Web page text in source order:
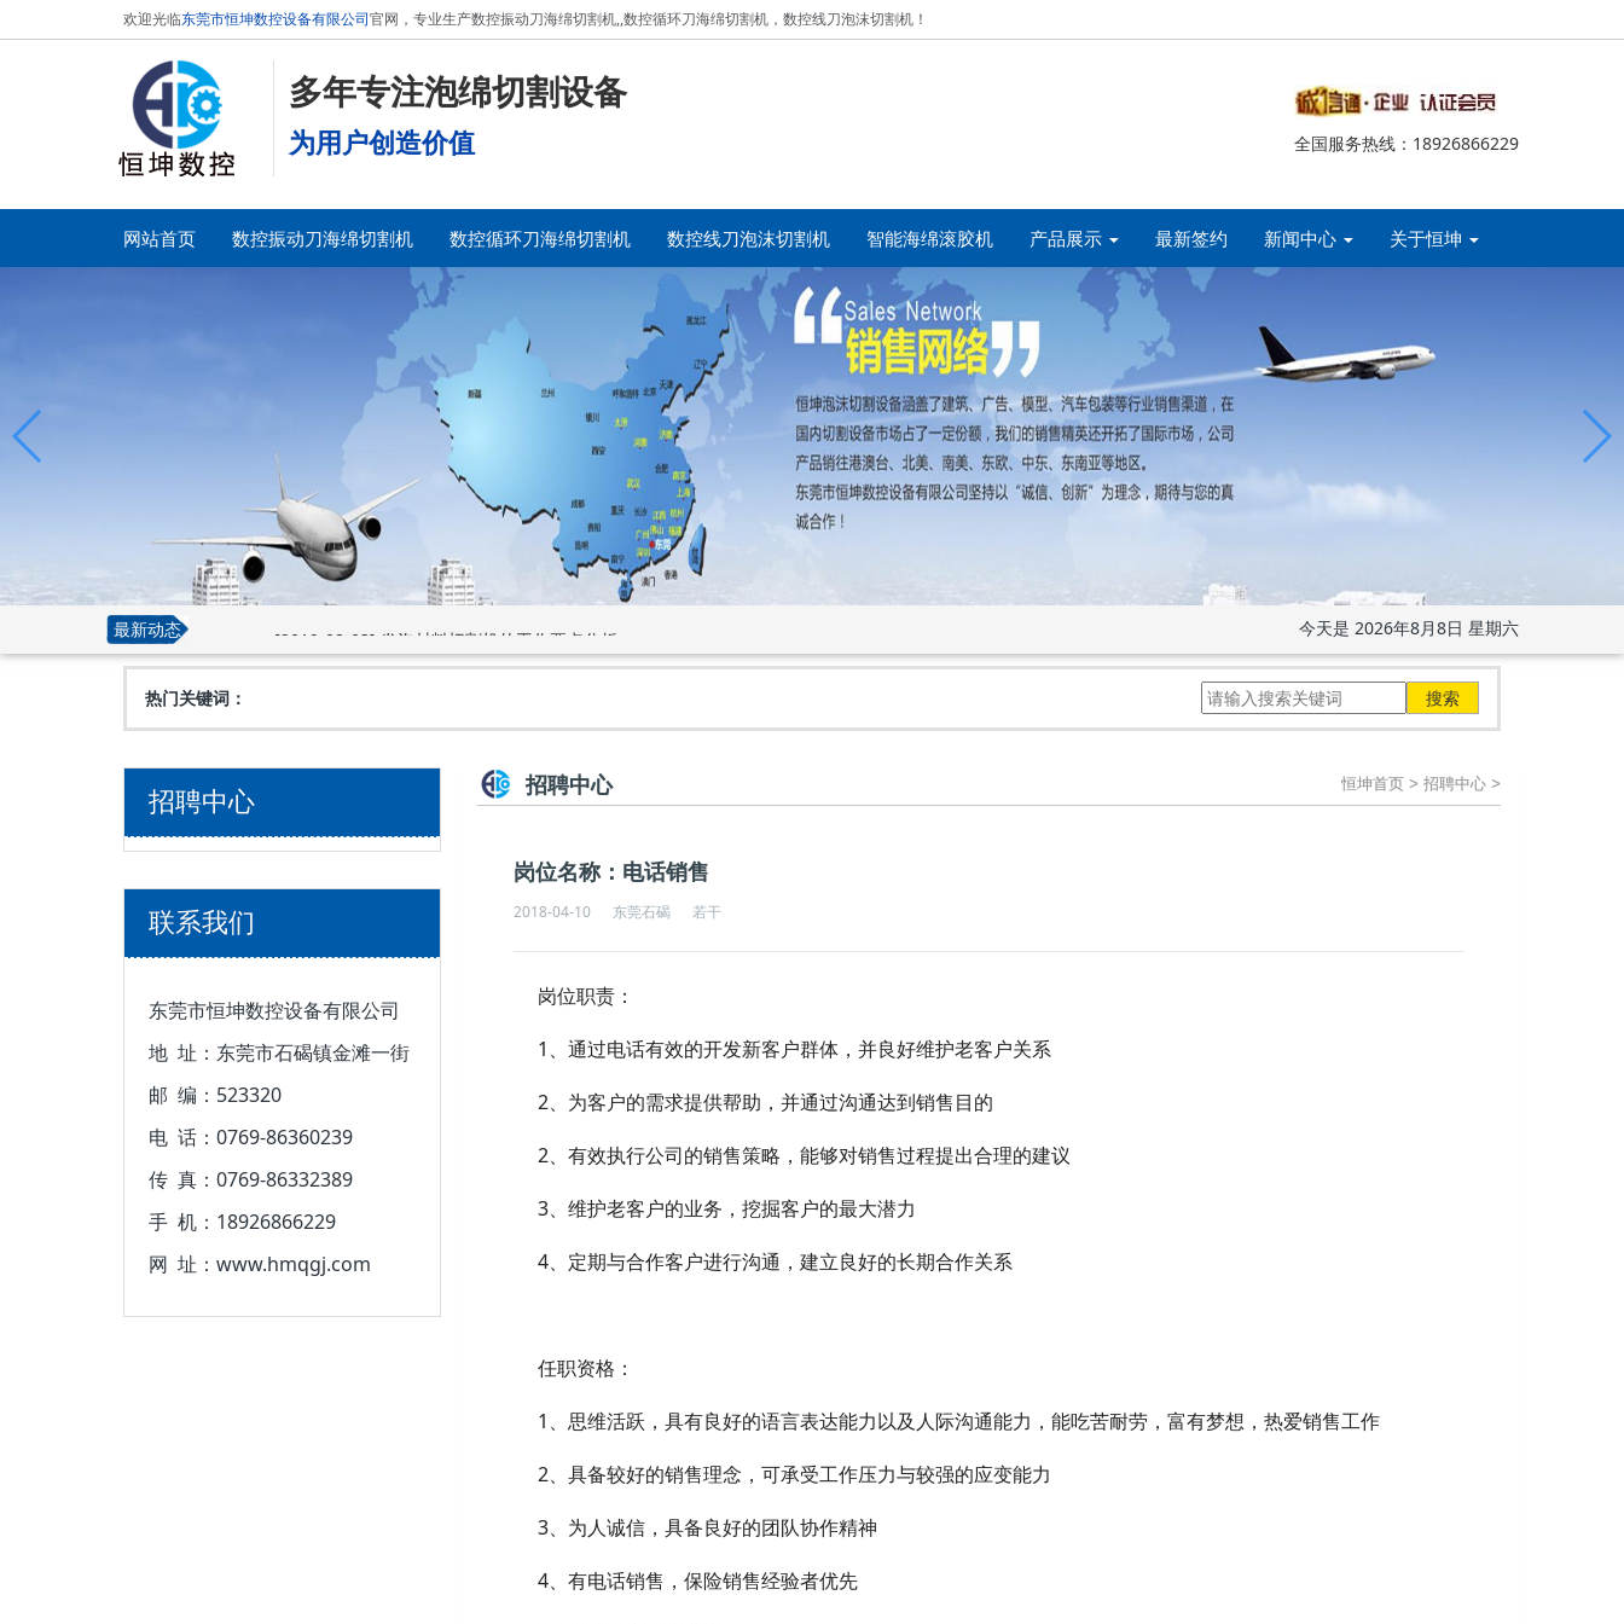
欢迎光临东莞市恒坤数控设备有限公司官网，专业生产数控振动刀海绵切割机,,数控循环刀海绵切割机， 数控线刀泡沫切割机！
多年专注泡绵切割设备
为用户创造价值 全国服务热线：18926866229
网站首页 数控振动刀海绵切割机 数控循环刀海绵切割机 数控线刀泡沫切割机 智能海绵滚胶机 产品展示 最新签约 新闻中心 关于恒坤
最新动态 发泡材料切割机的工作要点分析 今天是 2026年8月8日 星期六
热门关键词：
招聘中心
联系我们
东莞市恒坤数控设备有限公司
地 址：东莞市石碣镇金滩一街
邮 编：523320
电 话：0769-86360239
传 真：0769-86332389
手 机：18926866229
网 址：www.hmqgj.com
恒坤首页 > 招聘中心 >
招聘中心
岗位名称：电话销售
2018-04-10 东莞石碣 若干
岗位职责：
1、通过电话有效的开发新客户群体，并良好维护老客户关系
2、为客户的需求提供帮助，并通过沟通达到销售目的
2、有效执行公司的销售策略，能够对销售过程提出合理的建议
3、维护老客户的业务，挖掘客户的最大潜力
4、定期与合作客户进行沟通，建立良好的长期合作关系
任职资格：
1、思维活跃，具有良好的语言表达能力以及人际沟通能力，能吃苦耐劳，富有梦想，热爱销售工作
2、具备较好的销售理念，可承受工作压力与较强的应变能力
3、为人诚信，具备良好的团队协作精神
4、有电话销售，保险销售经验者优先